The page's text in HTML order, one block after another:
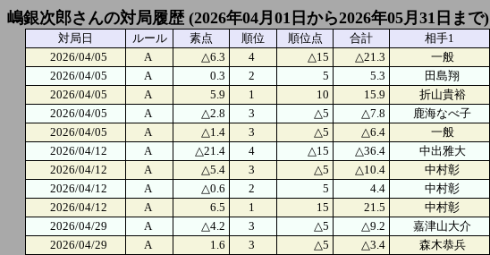
嶋銀次郎さんの対局履歴 (2026年04月01日から2026年05月31日まで)
対局日 ルール 素点 順位 順位点 合計 相手1
2026/04/05
A △6.3 4 △15 △21.3 一般
2026/04/05
A 0.3 2 5 5.3 田島翔
2026/04/05
A 5.9 1 10 15.9 折山貴裕
2026/04/05
A △2.8 3 △5 △7.8 鹿海なべ子
2026/04/05
A △1.4 3 △5 △6.4 一般
2026/04/12
A △21.4 4 △15 △36.4 中出雅大
2026/04/12
A △5.4 3 △5 △10.4 中村彰
2026/04/12
A △0.6 2 5 4.4 中村彰
2026/04/12
A 6.5 1 15 21.5 中村彰
2026/04/29
A △4.2 3 △5 △9.2 嘉津山大介
2026/04/29
A 1.6 3 △5 △3.4 森木恭兵